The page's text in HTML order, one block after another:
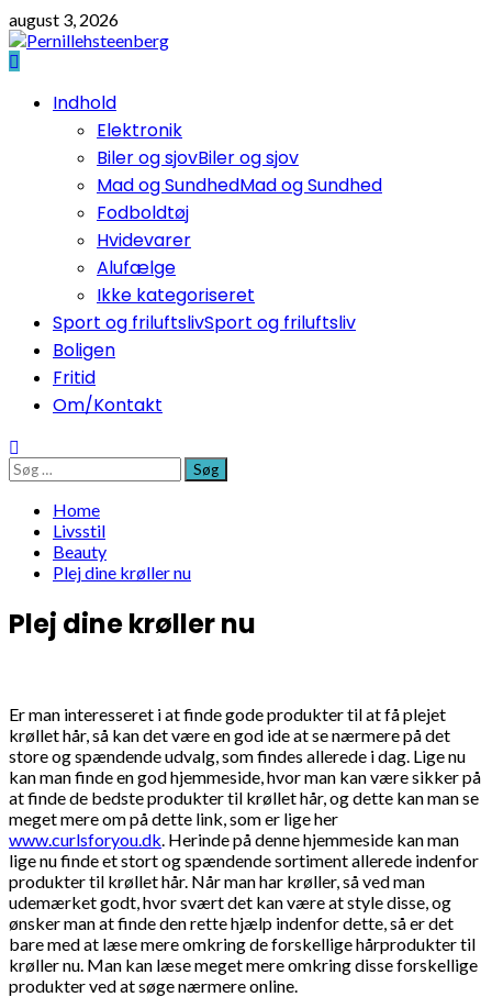
Skip
to
content
august 3, 2026
PrimaryIndhold
Elektronik
Biler og sjovBiler og sjov
Mad og SundhedMad og Sundhed
Fodboldtøj
Hvidevarer
Alufælge
Ikke kategoriseret
Sport og friluftslivSport og friluftsliv
Boligen
Fritid
Om/Kontakt
Søg
efter:
Home
Livsstil
Beauty
Plej dine krøller nu
Plej dine krøller nu
Er man interesseret i at finde gode produkter til at få plejet
krøllet hår, så kan det være en god ide at se nærmere på det
store og spændende udvalg, som findes allerede i dag. Lige nu
kan man finde en god hjemmeside, hvor man kan være sikker på
at finde de bedste produkter til krøllet hår, og dette kan man se
meget mere om på dette link, som er lige her
www.curlsforyou.dk. Herinde på denne hjemmeside kan man
lige nu finde et stort og spændende sortiment allerede indenfor
produkter til krøllet hår. Når man har krøller, så ved man
udemærket godt, hvor svært det kan være at style disse, og
ønsker man at finde den rette hjælp indenfor dette, så er det
bare med at læse mere omkring de forskellige hårprodukter til
krøller nu. Man kan læse meget mere omkring disse forskellige
produkter ved at søge nærmere online.